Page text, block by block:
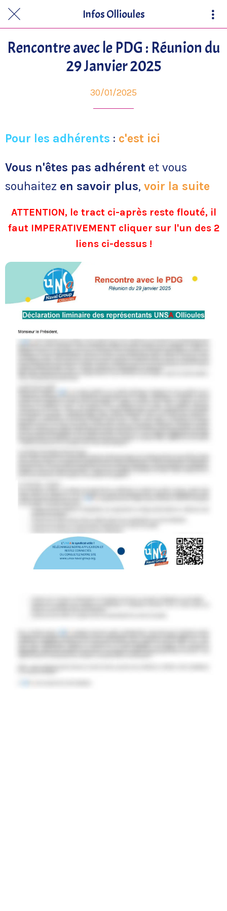
Infos Ollioules
Rencontre avec le PDG : Réunion du
29 Janvier 2025
30/01/2025
Pour les adhérents : c'est ici
Vous n'êtes pas adhérent et vous
souhaitez en savoir plus, voir la suite
ATTENTION, le tract ci-après reste flouté, il
faut IMPERATIVEMENT cliquer sur l'un des 2
liens ci-dessus !